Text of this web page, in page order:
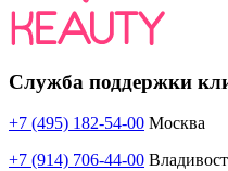
Служба поддержки
+7 (495) 182-54-00 Москва
+7 (914) 706-44-00